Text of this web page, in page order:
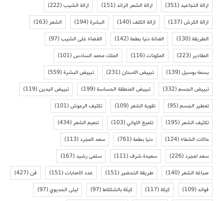
ازالة التجاعيد(351) ازالة الشعر الزائد(151) ازالة الشيب(222)
ازالة الكرش(137) ازالة الكلف(140) البشرة(194) الشعر(163)
الطريقة(130) الفنانة دنيا بطمة(142) القضاء على الشيب(97)
المقادير(223) المكونات(116) الملك محمد السادس(101)
بسمة بوسيل(139) تبييض الاسنان(231) تبييض البشرة(559)
تبييض الجسم(332) تبييض المنطقة الحساسة(199) تبييض اليدين(119)
تعطير الجسم(95) تقوية الشعر(109) تكثيف الرموش(101)
تكثيف الشعر(195) تلميع الاواني(103) تنعيم الشعر(434)
حالات الشفاء(124) دنيا بطمة(761) سعد المجرد(113)
سعد لمجرد(226) سعيدة شرف(111) سلمى رشيد(167)
صباغة الشعر(140) طريقة التحضير(151) عدد الاصابات(151) فن(427)
فوائد(109) كيكة(117) كيكة بالشكلاط(97) ليلى الحديوي(97)